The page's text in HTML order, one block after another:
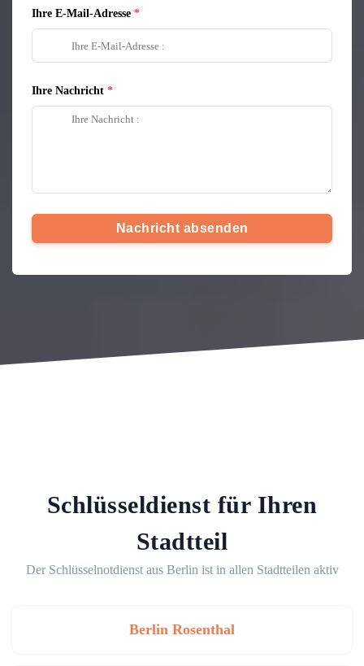
Ihre E-Mail-Adresse
Ihre Nachricht
Nachricht absenden
Schlüsseldienst für Ihren
Stadtteil
Der Schlüsselnotdienst aus Berlin ist in allen Stadtteilen aktiv
Berlin Rosenthal